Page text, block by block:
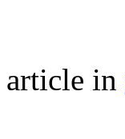
article in